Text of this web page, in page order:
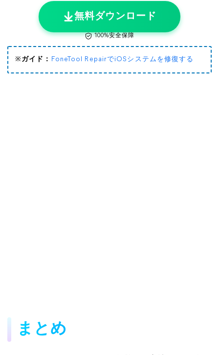
無料ダウンロード
100%安全保障
※ ガイド： FoneTool RepairでiOSシステムを修復する
まとめ